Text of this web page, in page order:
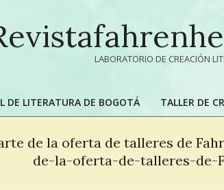
LABORATORIO DE CREACIÓN
Primary
Menu
DE LITERATURA DE BOGOTÁ TALLER DE
de la oferta de talleres de
de-la-oferta-de-talleres-de-